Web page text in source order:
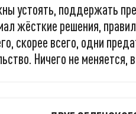
устоять, поддержать
жёсткие решения,
скорее всего, одни
Ничего не меняется,